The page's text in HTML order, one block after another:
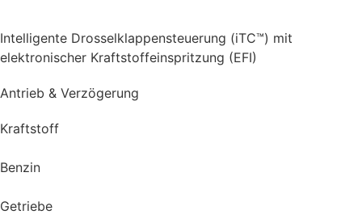
Intelligente Drosselklappensteuerung (iTC™) mit
elektronischer Kraftstoffeinspritzung (EFI)
Antrieb & Verzögerung
Kraftstoff
Benzin
Getriebe